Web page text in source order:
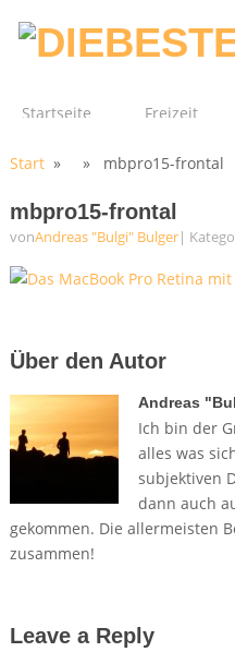
Startseite Freizeit
Start» » mbpro15-frontal
mbpro15-frontal
vonAndreas "Bulgi" Bulger|
Über den Autor
Andreas
Ich bin der
alles was
subjektiven
dann auch
gekommen. Die allermeisten
zusammen!
Leave a Reply